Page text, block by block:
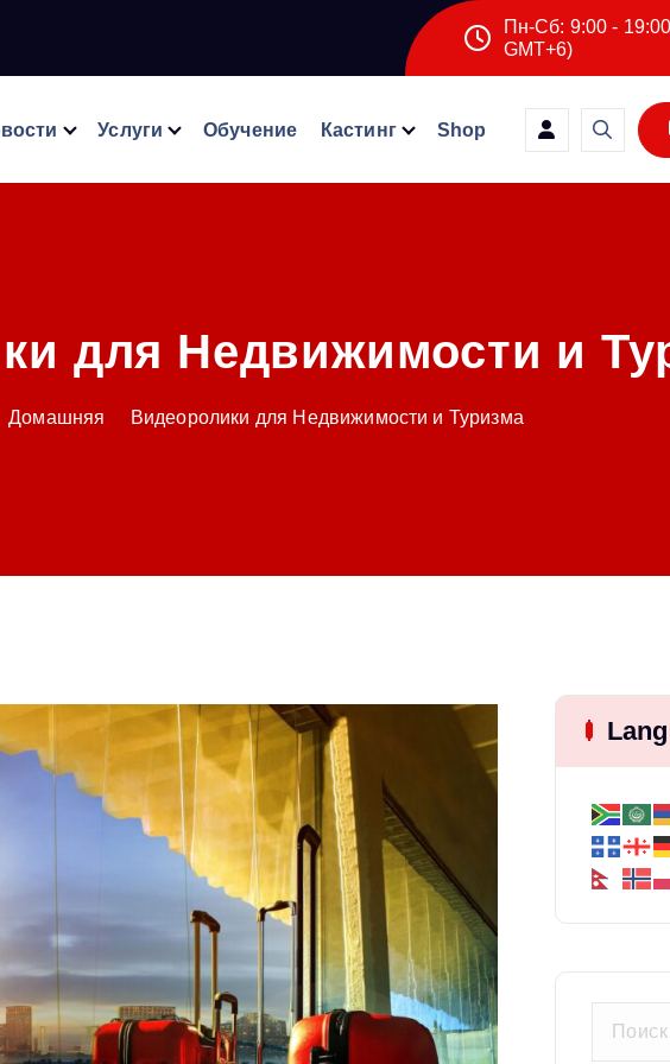
Пн-Сб: 9:00 -
GMT+6)
Услуги Обучение Кастинг Shop
для Недвижимости и
Домашняя Видеоролики для Недвижимости и Туризма